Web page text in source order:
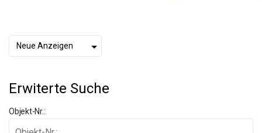
Erwiterte Suche
Objekt-Nr.: